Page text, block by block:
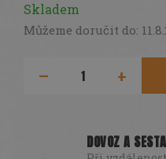
Skladem
Můžeme doručit do:
DOVOZ A